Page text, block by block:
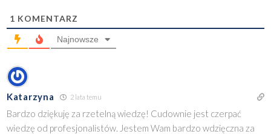
1 KOMENTARZ
Najnowsze
Katarzyna 2 lata temu
Bardzo dziękuję za rzetelną wiedzę! Cudownie jest czerpać
wiedzę od profesjonalistów. Jestem Wam bardzo wdzięczna za